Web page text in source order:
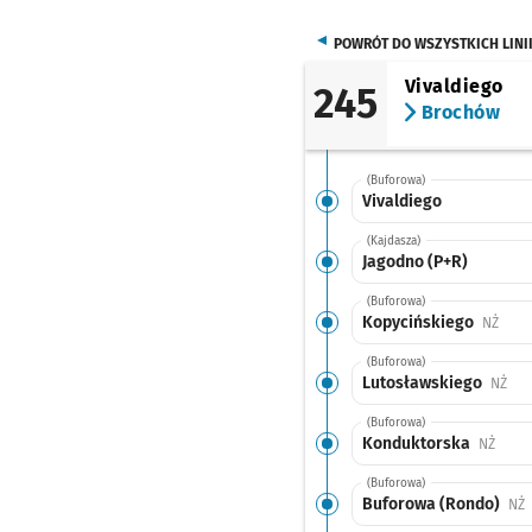
POWRÓT DO WSZYSTKICH LINII
245
Vivaldiego
Brochów
(Buforowa)
Vivaldiego
(Kajdasza)
Jagodno (P+R)
(Buforowa)
Kopycińskiego NŻ
(Buforowa)
Lutosławskiego NŻ
(Buforowa)
Konduktorska NŻ
(Buforowa)
Buforowa (Rondo) NŻ